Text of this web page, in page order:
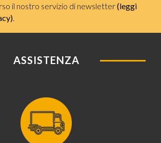
il nostro servizio di newsletter(leggi
.
ASSISTENZA